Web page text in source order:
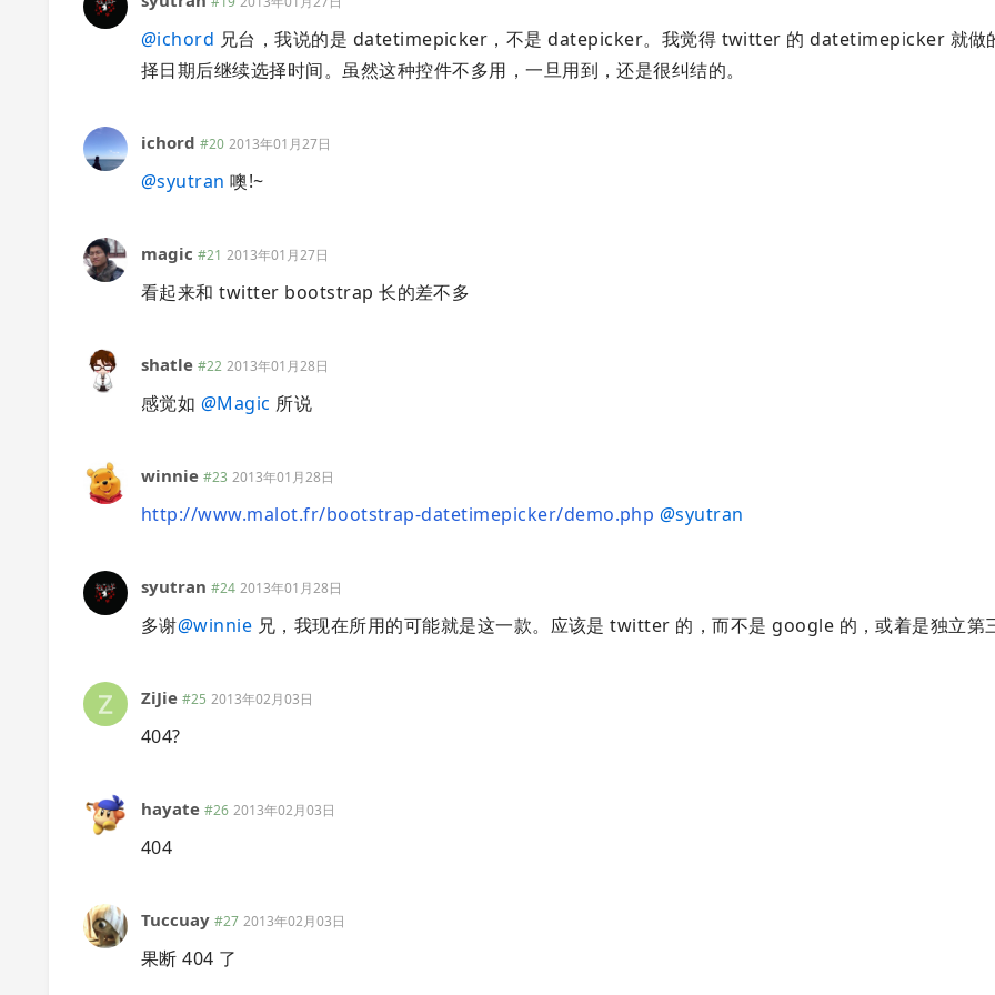
@ichord 兄台，我说的是 datetimepicker，不是 datepicker。我觉得 twitter 的 datetimepicker 就做
择日期后继续选择时间。虽然这种控件不多用，一旦用到，还是很纠结的。
ichord #20 2013年01月27日
@syutran 噢!~
magic #21 2013年01月27日
看起来和 twitter bootstrap 长的差不多
shatle #22 2013年01月28日
感觉如 @Magic 所说
winnie #23 2013年01月28日
http://www.malot.fr/bootstrap-datetimepicker/demo.php @syutran
syutran #24 2013年01月28日
多谢@winnie 兄，我现在所用的可能就是这一款。应该是 twitter 的，而不是 google 的，或着是独立第
ZiJie #25 2013年02月03日
404?
hayate #26 2013年02月03日
404
Tuccuay #27 2013年02月03日
果断 404 了